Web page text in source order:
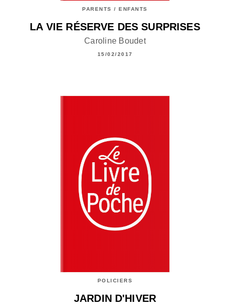
PARENTS / ENFANTS
LA VIE RÉSERVE DES SURPRISES
Caroline Boudet
15/02/2017
POLICIERS
JARDIN D'HIVER